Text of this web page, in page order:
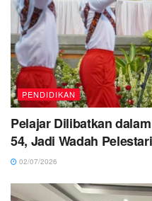
PENDIDIKAN
Pelajar Dilibatkan
54, Jadi Wadah
02/07/2026